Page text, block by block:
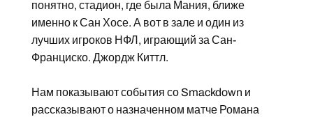
понятно, стадион, где была Мания, ближе
именно к Сан Хосе. А вот в зале и один из
лучших игроков НФЛ, играющий за Сан-
Франциско. Джордж Киттл.
Нам показывают события со Smackdown и
рассказывают о назначенном матче Романа